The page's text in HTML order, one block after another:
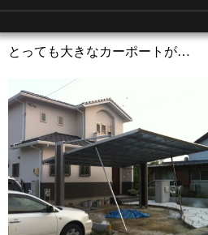
とっても大きなカーポートが…